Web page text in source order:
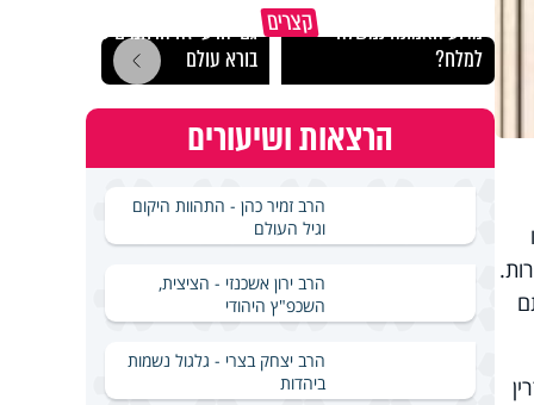
קצרים
מדוע האמונה נמשלה
למלח?
גם ׳הרע׳ זה הרחמים של
בורא עולם
הרצאות ושיעורים
הרב זמיר כהן - התהוות היקום
וגיל העולם
הרב ירון אשכנזי - הציצית,
השכפ"ץ היהודי
הרב יצחק בצרי - גלגול נשמות
ביהדות